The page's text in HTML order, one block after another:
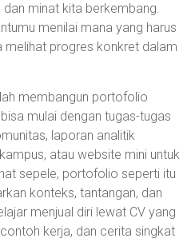
minat kita berkembang.
menilai mana yang harus
melihat progres konkret dalam
membangun portofolio
mulai dengan tugas-tugas
laporan analitik
atau website mini untuk
sepele, portofolio seperti itu
konteks, tantangan, dan
menjual diri lewat CV yang
kerja, dan cerita singkat